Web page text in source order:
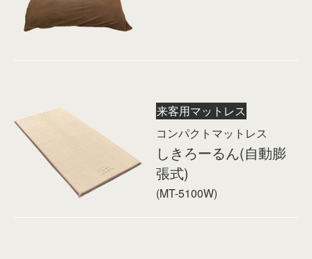
来客用マットレス
コンパクトマットレス
しきろーるん(自動膨
張式)
(MT-5100W)